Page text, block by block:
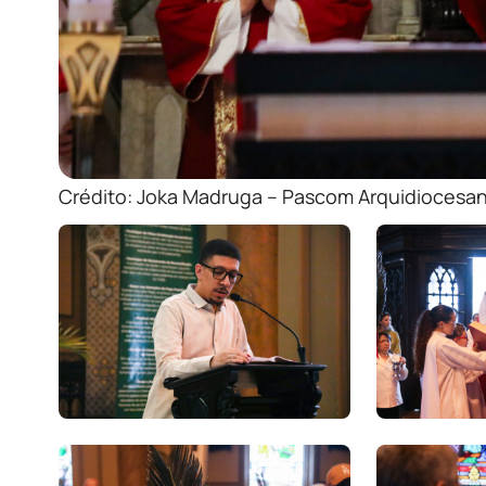
Crédito: Joka Madruga – Pascom